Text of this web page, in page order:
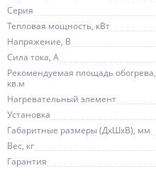
Серия
Тепловая мощность, кВт
Напряжение, В
Сила тока, А
Рекомендуемая площадь обогрева,
кв.м
Нагревательный элемент
Установка
Габаритные размеры (ДхШхВ), мм
Вес, кг
Гарантия